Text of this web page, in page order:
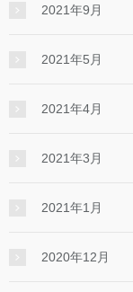
2021年9月
2021年5月
2021年4月
2021年3月
2021年1月
2020年12月